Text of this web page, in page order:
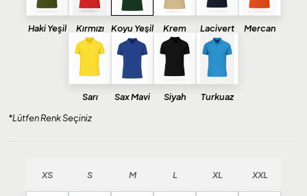
Haki Yeşil Kırmızı Koyu Yeşil Krem Lacivert Mercan
Sarı Sax Mavi Siyah
Turkuaz
*Lütfen Renk Seçiniz
XS S M L XL XXL